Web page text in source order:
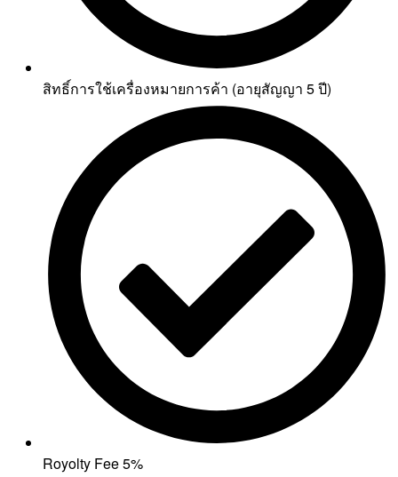
สิทธิ์การใช้เครื่องหมายการค้า (อายุสัญญา 5 ปี)
Royolty Fee 5%